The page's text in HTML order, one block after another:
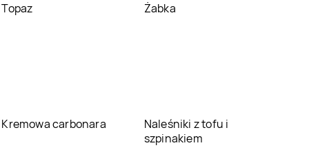
Topaz Żabka
Kremowa carbonara
Naleśniki z tofu i
szpinakiem